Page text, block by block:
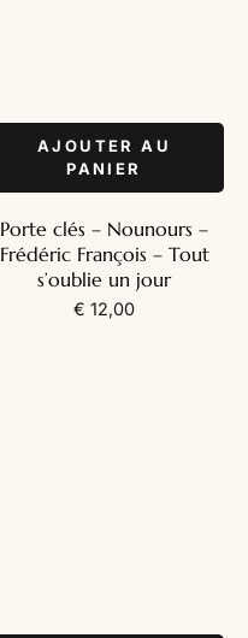
AJOUTER AU
PANIER
Porte clés – Nounours –
Frédéric François – Tout
s’oublie un jour
€ 12,00